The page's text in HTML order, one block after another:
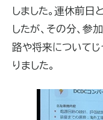
しました。連休前日
したが、その分、参
路や将来について
りました。